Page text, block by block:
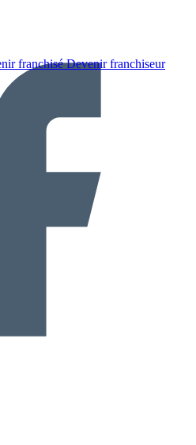
franchisé Devenir franchiseur